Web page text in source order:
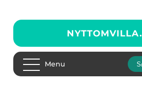
NYTTOMVILLA.
Menu